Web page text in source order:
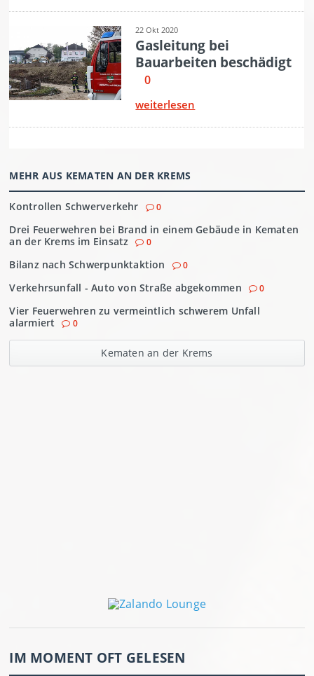
MEHR AUS KEMATEN AN DER KREMS
Kontrollen Schwerverkehr 0
Drei Feuerwehren bei Brand in einem Gebäude in Kematen
an der Krems im Einsatz
0
Bilanz nach Schwerpunktaktion 0
Verkehrsunfall - Auto von Straße abgekommen 0
Vier Feuerwehren zu vermeintlich schwerem Unfall
alarmiert
0
Kematen an der Krems
IM MOMENT OFT GELESEN